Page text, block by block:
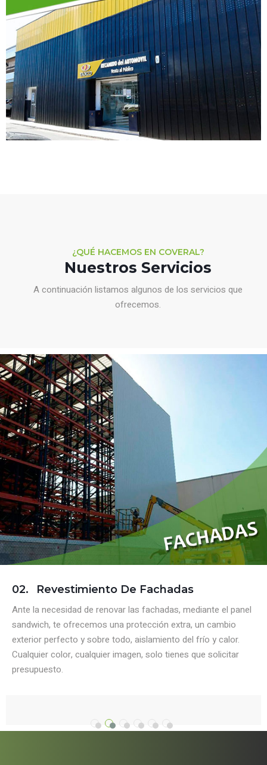
¿QUÉ HACEMOS EN COVERAL?
Nuestros Servicios
A continuación listamos algunos de los servicios que
ofrecemos.
02.
Revestimiento De Fachadas
Ante la necesidad de renovar las fachadas, mediante el panel
sandwich, te ofrecemos una protección extra, un cambio
exterior perfecto y sobre todo, aislamiento del frío y calor.
Cualquier color, cualquier imagen, solo tienes que solicitar
presupuesto.